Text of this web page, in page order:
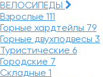
ВЕЛОСИПЕДЫ
Взрослые 111
Горные хардтейлы 79
Горные двухподвесы 3
Туристические 6
Городские 7
Складные 1